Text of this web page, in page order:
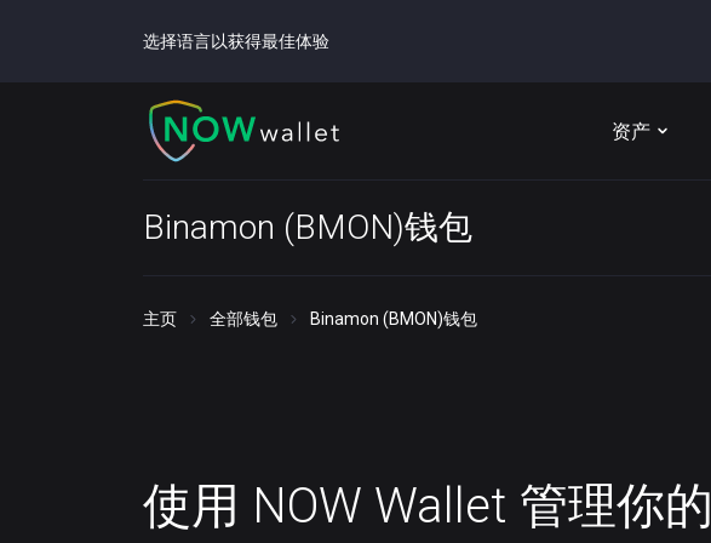
选择语言以获得最佳体验
资产
Binamon (BMON)钱包
主页 全部钱包 Binamon (BMON)钱包
使用 NOW Wallet 管理你的